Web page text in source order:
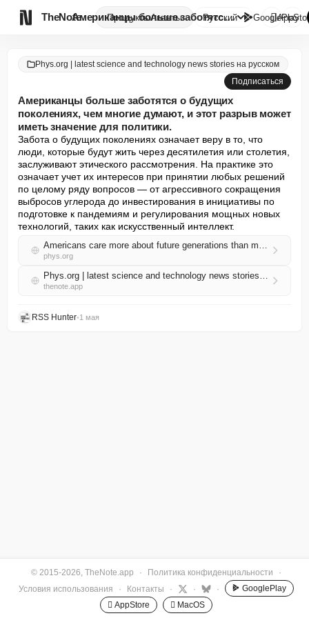
TheNote ПродуктыАгенты Американцы больше заботятся о ...
Русский GooglePlay

Phys.org | latest science and technology news stories на русском
Подписаться
Американцы больше заботятся о будущих
поколениях, чем многие думают, и этот разрыв может
иметь значение для политики.
Забота о будущих поколениях означает веру в то, что
люди, которые будут жить через десятилетия или столетия,
заслуживают этического рассмотрения. На практике это
означает учет их интересов при принятии любых решений
по целому ряду вопросов — от агрессивного сокращения
выбросов углерода до инвестирования в инициативы по
подготовке к пандемиям и регулирования мощных новых
технологий, таких как искусственный интеллект.
Americans care more about future generations than many think—and that gap could matter for policy
phys.org
Phys.org | latest science and technology news stories на русском RSS
thenote.app
RSS Hunter•1 мая
© 2015-2026, TheNote.app · Политика конфиденциальности
·
Условия использования
· Контакты · · ·
GooglePlay
 AppStore
 MacOS